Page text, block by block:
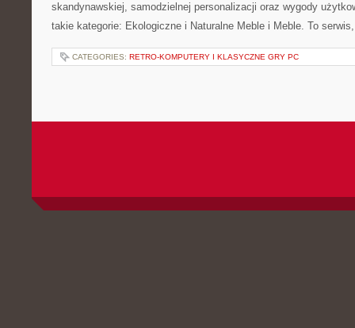
skandynawskiej, samodzielnej personalizacji oraz wygody
takie kategorie: Ekologiczne i Naturalne Meble i Meble. To
CATEGORIES: RETRO-KOMPUTERY I KLASYCZNE GRY PC